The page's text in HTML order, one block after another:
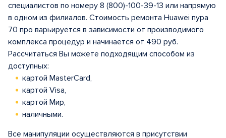
специалистов по номеру 8 (800)-100-39-13 или напрямую
в одном из филиалов. Стоимость ремонта Huawei пура
70 про варьируется в зависимости от производимого
комплекса процедур и начинается от 490 руб.
Рассчитаться Вы можете подходящим способом из
доступных:
картой MasterCard,
картой Visa,
картой Мир,
наличными.
Все манипуляции осуществляются в присутствии